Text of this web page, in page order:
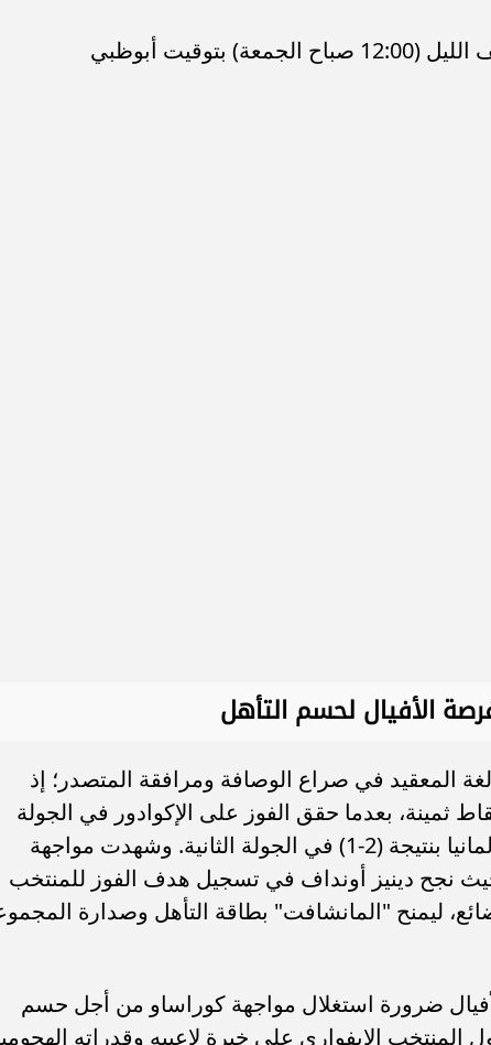
في تمام الساعة الثانية عشرة منتصف الليل (12:00 صباح الجمعة) بتوقيت أبوظبي
الأفيال لحسم التأهل
المعقيد في صراع الوصافة ومرافقة المتصدر؛ إذ
منتخب كوت ديفوار في رصيده 3 نقاط ثمينة، بعدما حقق الفوز على الإكوادور في الجولة
الأولى، قبل أن يتلقى خسارة قاتلة أمام ألمانيا بنتيجة (2-1) في الجولة الثانية. وشهدت مواجهة
حيث نجح دينيز أونداف في تسجيل هدف الفوز للمنتخب
ليمنح "المانشافت" بطاقة التأهل وصدارة
ضرورة استغلال مواجهة كوراساو من أجل حسم
المنتخب الإيفواري على خبرة لاعبيه وقدراته